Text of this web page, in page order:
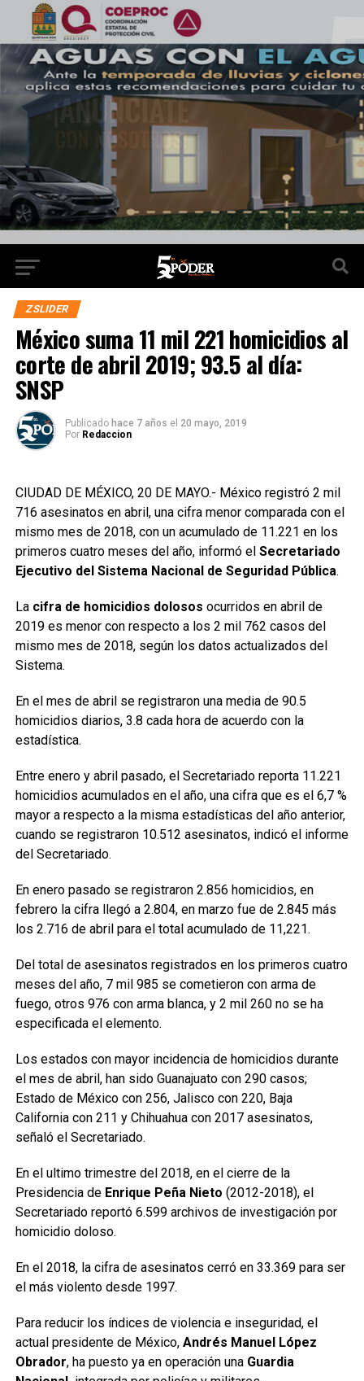
ZSLIDER
México suma 11 mil 221 homicidios al
corte de abril 2019; 93.5 al día:
SNSP
Publicado hace 7 años el 20 mayo, 2019
Por Redaccion
CIUDAD DE MÉXICO, 20 DE MAYO.- México registró 2 mil
716 asesinatos en abril, una cifra menor comparada con el
mismo mes de 2018, con un acumulado de 11.221 en los
primeros cuatro meses del año, informó el Secretariado
Ejecutivo del Sistema Nacional de Seguridad Pública.
La cifra de homicidios dolosos ocurridos en abril de
2019 es menor con respecto a los 2 mil 762 casos del
mismo mes de 2018, según los datos actualizados del
Sistema.
En el mes de abril se registraron una media de 90.5
homicidios diarios, 3.8 cada hora de acuerdo con la
estadística.
Entre enero y abril pasado, el Secretariado reporta 11.221
homicidios acumulados en el año, una cifra que es el 6,7 %
mayor a respecto a la misma estadísticas del año anterior,
cuando se registraron 10.512 asesinatos, indicó el informe
del Secretariado.
En enero pasado se registraron 2.856 homicidios, en
febrero la cifra llegó a 2.804, en marzo fue de 2.845 más
los 2.716 de abril para el total acumulado de 11,221.
Del total de asesinatos registrados en los primeros cuatro
meses del año, 7 mil 985 se cometieron con arma de
fuego, otros 976 con arma blanca, y 2 mil 260 no se ha
especificada el elemento.
Los estados con mayor incidencia de homicidios durante
el mes de abril, han sido Guanajuato con 290 casos;
Estado de México con 256, Jalisco con 220, Baja
California con 211 y Chihuahua con 2017 asesinatos,
señaló el Secretariado.
En el ultimo trimestre del 2018, en el cierre de la
Presidencia de Enrique Peña Nieto (2012-2018), el
Secretariado reportó 6.599 archivos de investigación por
homicidio doloso.
En el 2018, la cifra de asesinatos cerró en 33.369 para ser
el más violento desde 1997.
Para reducir los índices de violencia e inseguridad, el
actual presidente de México, Andrés Manuel López
Obrador, ha puesto ya en operación una Guardia